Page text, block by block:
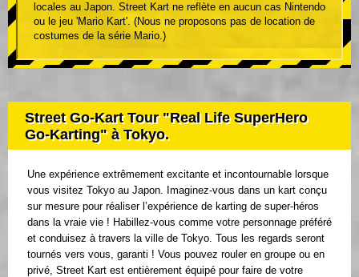
locales au Japon. Street Kart ne reflète en aucun cas Nintendo
ou le jeu 'Mario Kart'. (Nous ne proposons pas de location de
costumes de la série Mario.)
Street Go-Kart Tour "Real Life SuperHero
Go-Karting" à Tokyo.
Une expérience extrêmement excitante et incontournable lorsque
vous visitez Tokyo au Japon. Imaginez-vous dans un kart conçu
sur mesure pour réaliser l’expérience de karting de super-héros
dans la vraie vie ! Habillez-vous comme votre personnage préféré
et conduisez à travers la ville de Tokyo. Tous les regards seront
tournés vers vous, garanti ! Vous pouvez rouler en groupe ou en
privé, Street Kart est entièrement équipé pour faire de votre